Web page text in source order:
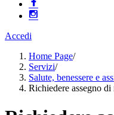
Accedi
Home Page/
Servizi/
Salute, benessere e
Richiedere assegno